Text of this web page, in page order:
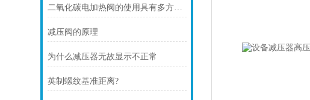
二氧化碳电加热阀的使用具有多方面的重要意义
减压阀的原理
为什么减压器无故显示不正常
英制螺纹基准距离?